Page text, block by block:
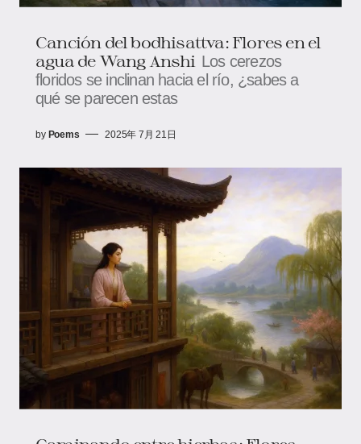
Canción del bodhisattva: Flores en el
agua de Wang Anshi Los cerezos
floridos se inclinan hacia el río, ¿sabes a
qué se parecen estas
by Poems 2025年 7月 21日